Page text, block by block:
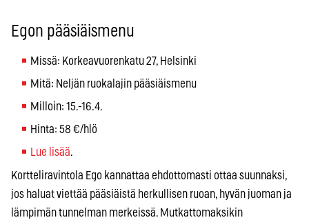
Egon pääsiäismenu
Missä: Korkeavuorenkatu 27, Helsinki
Mitä: Neljän ruokalajin pääsiäismenu
Milloin: 15.-16.4.
Hinta: 58 €/hlö
Lue lisää.
Kortteliravintola Ego kannattaa ehdottomasti ottaa suunnaksi,
jos haluat viettää pääsiäistä herkullisen ruoan, hyvän juoman ja
lämpimän tunnelman merkeissä. Mutkattomaksikin